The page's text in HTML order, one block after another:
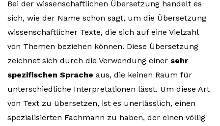
Bei der wissenschaftlichen Übersetzung handelt es
sich, wie der Name schon sagt, um die Übersetzung
wissenschaftlicher Texte, die sich auf eine Vielzahl
von Themen beziehen können. Diese Übersetzung
zeichnet sich durch die Verwendung einer sehr
spezifischen Sprache aus, die keinen Raum für
unterschiedliche Interpretationen lässt. Um diese Art
von Text zu übersetzen, ist es unerlässlich, einen
spezialisierten Fachmann zu haben, der einen völlig